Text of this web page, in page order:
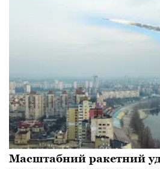
Масштабний ракетний